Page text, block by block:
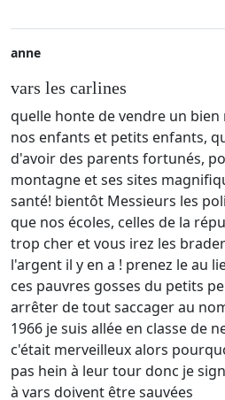
anne
vars les carlines
quelle honte de vendre un
nos enfants et petits enfants,
d'avoir des parents fortunés,
montagne et ses sites
santé! bientôt Messieurs les
que nos écoles, celles de la
trop cher et vous irez les
l'argent il y en a ! prenez le au
ces pauvres gosses du petits
arrêter de tout saccager au
1966 je suis allée en classe de
c'était merveilleux alors
pas hein à leur tour donc je
à vars doivent être sauvées